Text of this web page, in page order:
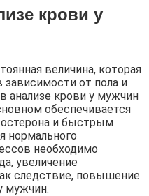
крови у
величина, которая
зависимости от пола и
анализе крови у мужчин
обеспечивается
и быстрым
необходимо
увеличение
следствие, повышение
мужчин.